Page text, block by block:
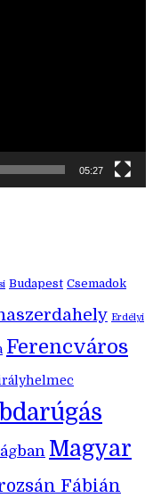
05:27
Budapest Csemadok
Erdélyi
Ferencváros
Magyar
Fábián